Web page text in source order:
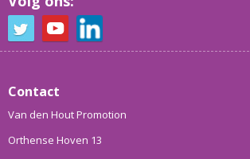
Contact
Van den Hout Promotion
Orthense Hoven 13